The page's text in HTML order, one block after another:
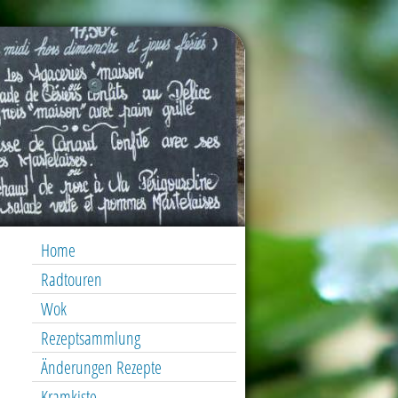
Home
Radtouren
Wok
Rezeptsammlung
Änderungen Rezepte